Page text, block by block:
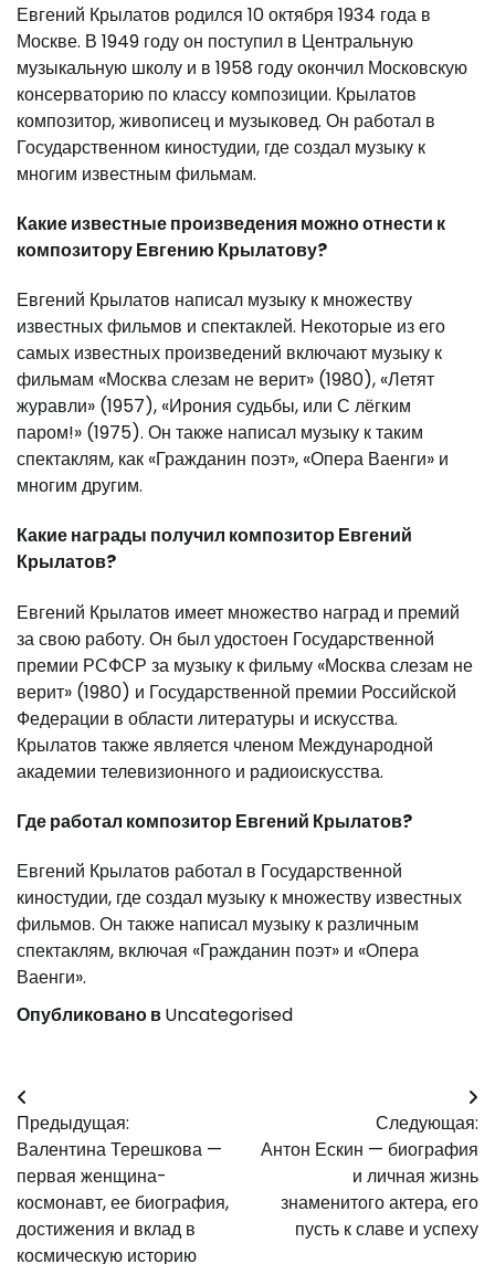
Евгений Крылатов родился 10 октября 1934 года в
Москве. В 1949 году он поступил в Центральную
музыкальную школу и в 1958 году окончил Московскую
консерваторию по классу композиции. Крылатов
композитор, живописец и музыковед. Он работал в
Государственном киностудии, где создал музыку к
многим известным фильмам.
Какие известные произведения можно отнести к
композитору Евгению Крылатову?
Евгений Крылатов написал музыку к множеству
известных фильмов и спектаклей. Некоторые из его
самых известных произведений включают музыку к
фильмам «Москва слезам не верит» (1980), «Летят
журавли» (1957), «Ирония судьбы, или С лёгким
паром!» (1975). Он также написал музыку к таким
спектаклям, как «Гражданин поэт», «Опера Ваенги» и
многим другим.
Какие награды получил композитор Евгений
Крылатов?
Евгений Крылатов имеет множество наград и премий
за свою работу. Он был удостоен Государственной
премии РСФСР за музыку к фильму «Москва слезам не
верит» (1980) и Государственной премии Российской
Федерации в области литературы и искусства.
Крылатов также является членом Международной
академии телевизионного и радиоискусства.
Где работал композитор Евгений Крылатов?
Евгений Крылатов работал в Государственной
киностудии, где создал музыку к множеству известных
фильмов. Он также написал музыку к различным
спектаклям, включая «Гражданин поэт» и «Опера
Ваенги».
Опубликовано вUncategorised
Навигация
по
записям
Предыдущая:
Валентина Терешкова —
первая женщина-
космонавт, ее биография,
достижения и вклад в
космическую историю
Следующая:
Антон Ескин — биография
и личная жизнь
знаменитого актера, его
пусть к славе и успеху